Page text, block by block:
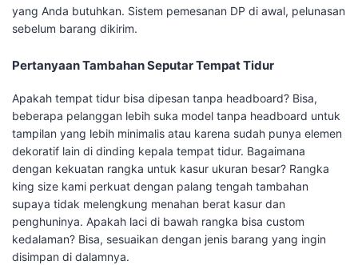
yang Anda butuhkan. Sistem pemesanan DP di awal, pelunasan
sebelum barang dikirim.
Pertanyaan Tambahan Seputar Tempat Tidur
Apakah tempat tidur bisa dipesan tanpa headboard? Bisa,
beberapa pelanggan lebih suka model tanpa headboard untuk
tampilan yang lebih minimalis atau karena sudah punya elemen
dekoratif lain di dinding kepala tempat tidur. Bagaimana
dengan kekuatan rangka untuk kasur ukuran besar? Rangka
king size kami perkuat dengan palang tengah tambahan
supaya tidak melengkung menahan berat kasur dan
penghuninya. Apakah laci di bawah rangka bisa custom
kedalaman? Bisa, sesuaikan dengan jenis barang yang ingin
disimpan di dalamnya.